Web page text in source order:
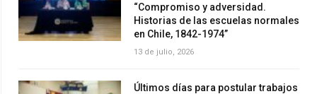
“Compromiso y adversidad.
Historias de las escuelas normales
en Chile, 1842-1974”
13 de julio, 2026
Últimos días para postular trabajos